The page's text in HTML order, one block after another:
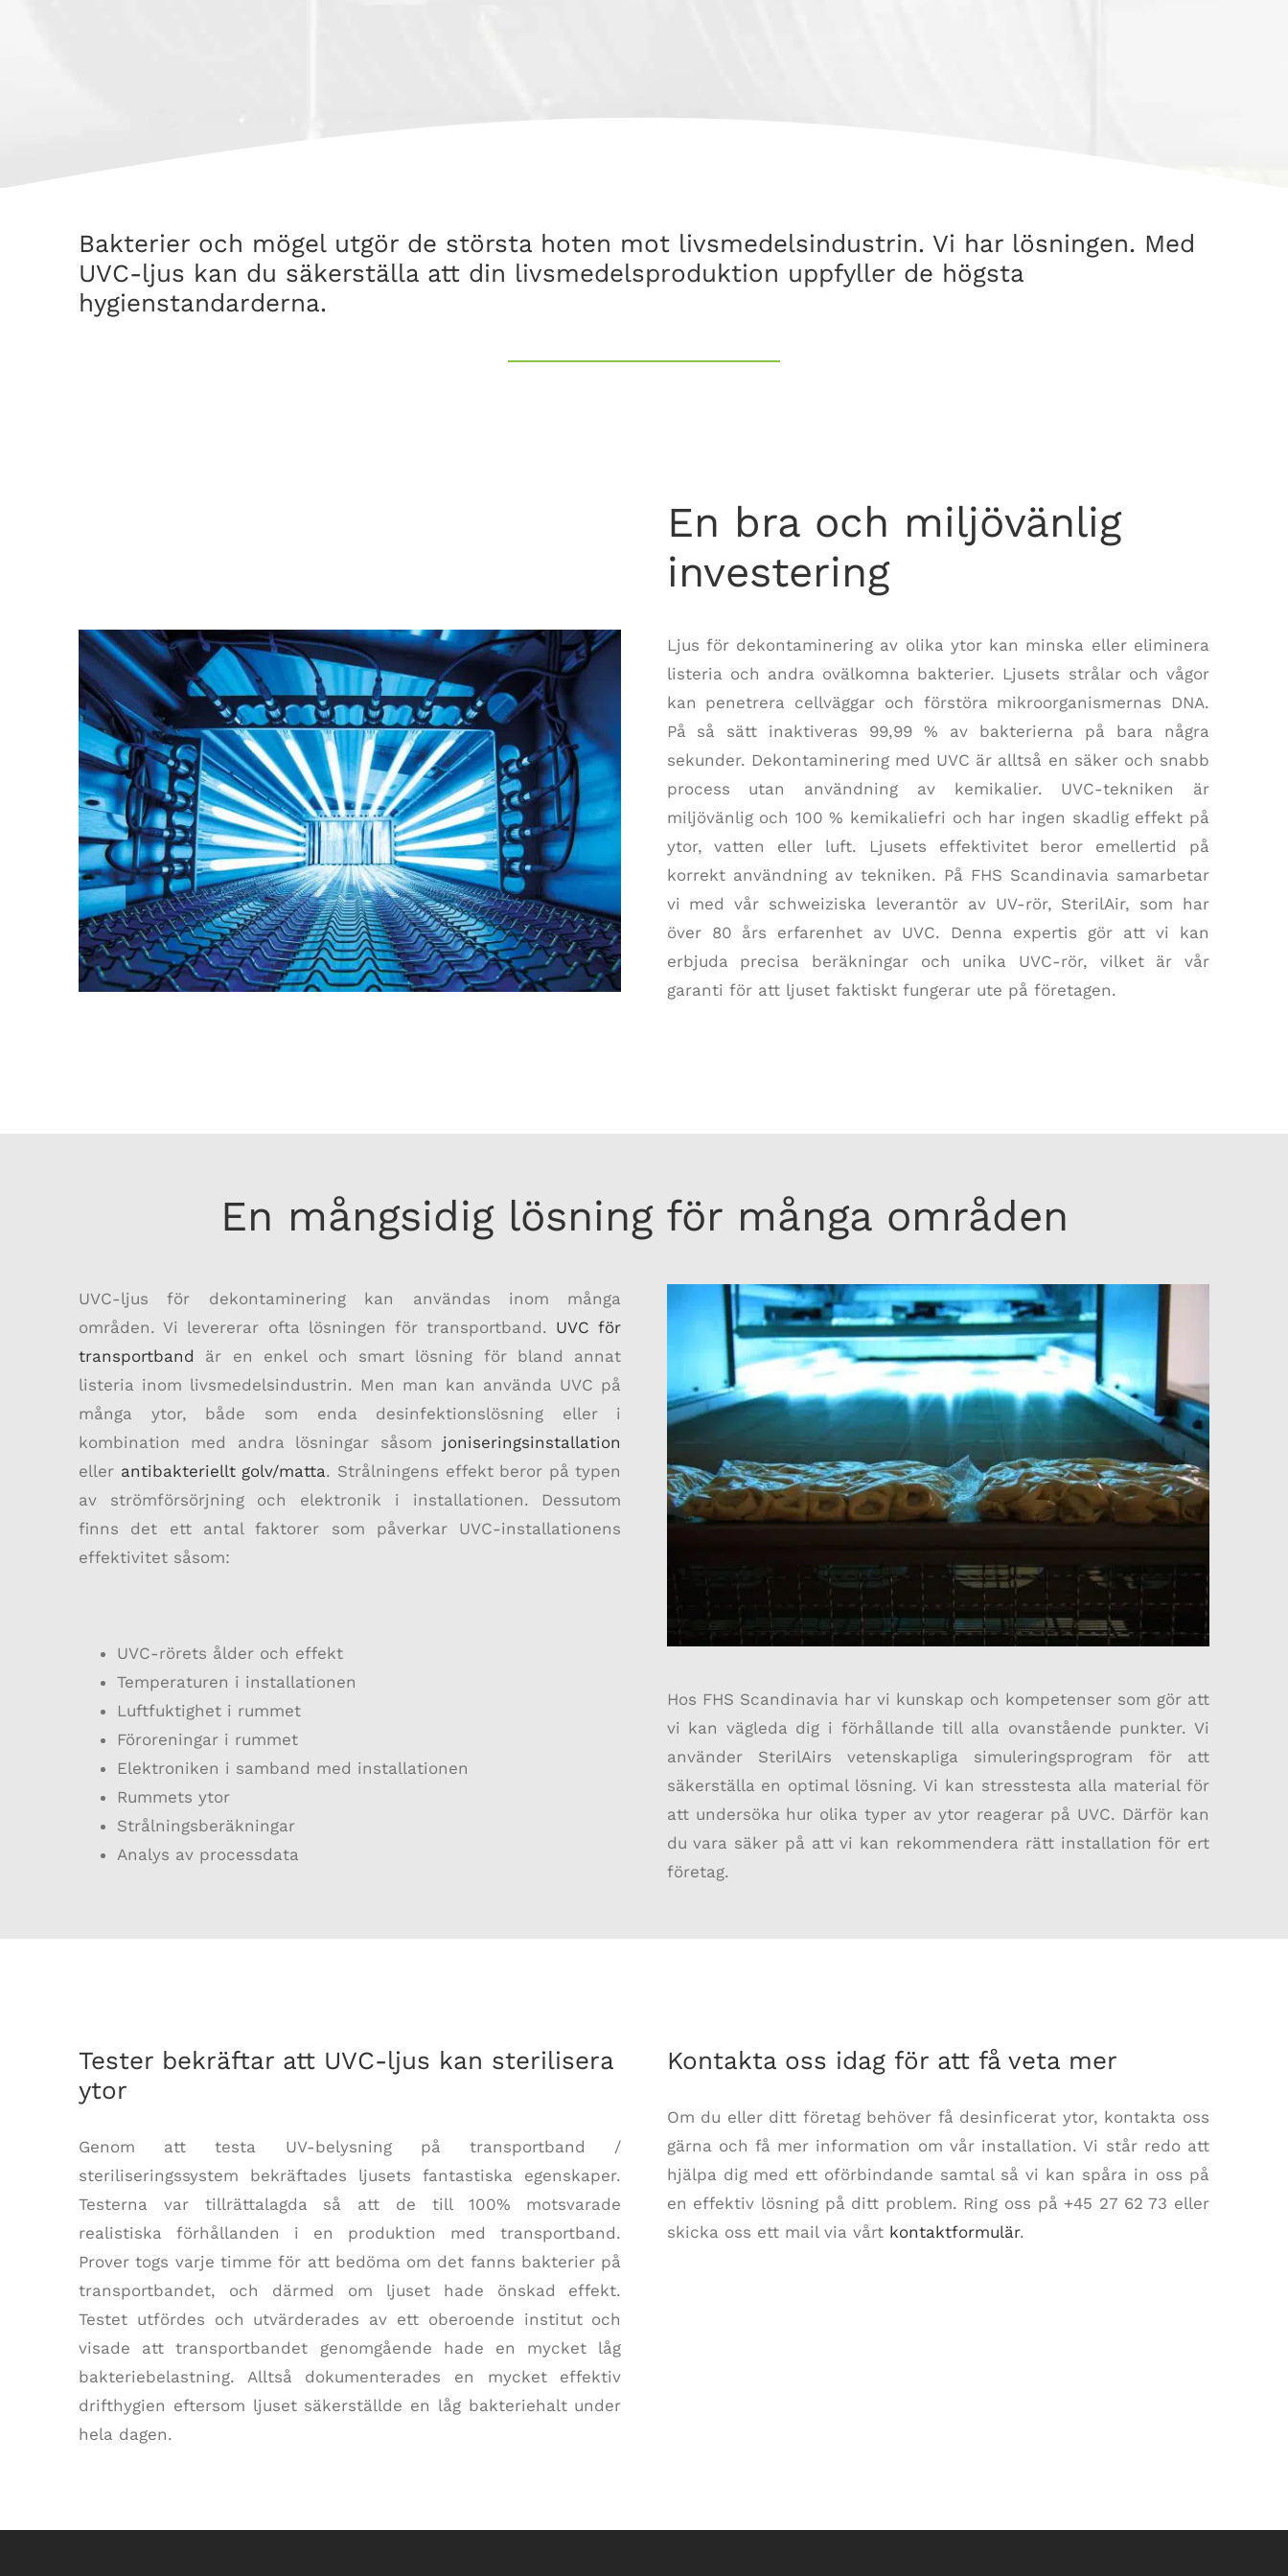
Bakterier och mögel utgör de största hoten mot livsmedelsindustrin. Vi har lösningen. Med
UVC-ljus kan du säkerställa att din livsmedelsproduktion uppfyller de högsta
hygienstandarderna.
En bra och miljövänlig
investering
Ljus för dekontaminering av olika ytor kan minska eller eliminera
listeria och andra ovälkomna bakterier. Ljusets strålar och vågor
kan penetrera cellväggar och förstöra mikroorganismernas DNA.
På så sätt inaktiveras 99,99 % av bakterierna på bara några
sekunder. Dekontaminering med UVC är alltså en säker och snabb
process utan användning av kemikalier. UVC-tekniken är
miljövänlig och 100 % kemikaliefri och har ingen skadlig effekt på
ytor, vatten eller luft. Ljusets effektivitet beror emellertid på
korrekt användning av tekniken. På FHS Scandinavia samarbetar
vi med vår schweiziska leverantör av UV-rör, SterilAir, som har
över 80 års erfarenhet av UVC. Denna expertis gör att vi kan
erbjuda precisa beräkningar och unika UVC-rör, vilket är vår
garanti för att ljuset faktiskt fungerar ute på företagen.
En mångsidig lösning för många områden
UVC-ljus för dekontaminering kan användas inom många
områden. Vi levererar ofta lösningen för transportband. UVC för
transportband är en enkel och smart lösning för bland annat
listeria inom livsmedelsindustrin. Men man kan använda UVC på
många ytor, både som enda desinfektionslösning eller i
kombination med andra lösningar såsom joniseringsinstallation
eller antibakteriellt golv/matta. Strålningens effekt beror på typen
av strömförsörjning och elektronik i installationen. Dessutom
finns det ett antal faktorer som påverkar UVC-installationens
effektivitet såsom:
UVC-rörets ålder och effekt
Temperaturen i installationen
Luftfuktighet i rummet
Föroreningar i rummet
Elektroniken i samband med installationen
Rummets ytor
Strålningsberäkningar
Analys av processdata
Hos FHS Scandinavia har vi kunskap och kompetenser som gör att
vi kan vägleda dig i förhållande till alla ovanstående punkter. Vi
använder SterilAirs vetenskapliga simuleringsprogram för att
säkerställa en optimal lösning. Vi kan stresstesta alla material för
att undersöka hur olika typer av ytor reagerar på UVC. Därför kan
du vara säker på att vi kan rekommendera rätt installation för ert
företag.
Tester bekräftar att UVC-ljus kan sterilisera
ytor
Genom att testa UV-belysning på transportband /
steriliseringssystem bekräftades ljusets fantastiska egenskaper.
Testerna var tillrättalagda så att de till 100% motsvarade
realistiska förhållanden i en produktion med transportband.
Prover togs varje timme för att bedöma om det fanns bakterier på
transportbandet, och därmed om ljuset hade önskad effekt.
Testet utfördes och utvärderades av ett oberoende institut och
visade att transportbandet genomgående hade en mycket låg
bakteriebelastning. Alltså dokumenterades en mycket effektiv
drifthygien eftersom ljuset säkerställde en låg bakteriehalt under
hela dagen.
Kontakta oss idag för att få veta mer
Om du eller ditt företag behöver få desinficerat ytor, kontakta oss
gärna och få mer information om vår installation. Vi står redo att
hjälpa dig med ett oförbindande samtal så vi kan spåra in oss på
en effektiv lösning på ditt problem. Ring oss på +45 27 62 73 eller
skicka oss ett mail via vårt kontaktformulär.